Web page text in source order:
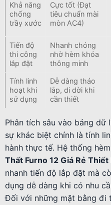
Khả năng
chống
trầy xước
Cực tốt (Đạt
tiêu chuẩn mài
mòn AC4)
Tiến độ
thi công
lắp đặt
Nhanh chóng
nhờ hèm khóa
thông minh
Tính linh
hoạt khi
sử dụng
Dễ dàng tháo
lắp, di dời khi
cần thiết
Phân tích sâu vào bảng dữ
sự khác biệt chính là tính
hành thực tế. Hệ thống
Thất Furno 12 Giá Rẻ Thiết
nhanh tiến độ lắp đặt mà
dụng dễ dàng khi có nhu
Đối với những mặt bằng đi